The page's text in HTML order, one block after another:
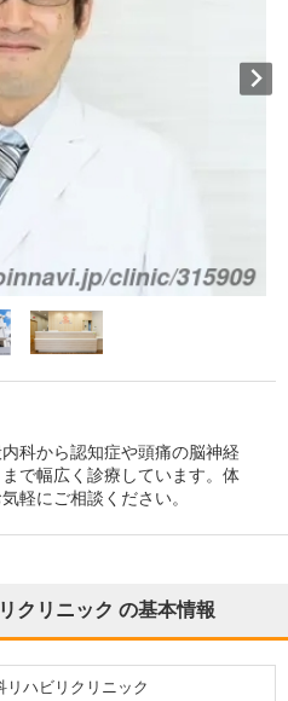
科から認知症や頭痛の脳神経
で幅広く診療しています。体
軽にご相談ください。
クリニック の基本情報
リハビリクリニック